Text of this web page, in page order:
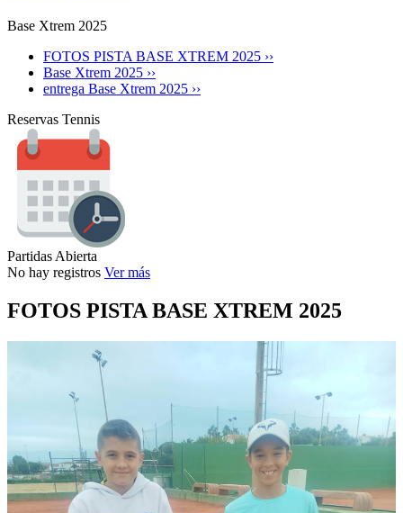
Base Xtrem 2025
FOTOS PISTA BASE XTREM 2025 ››
Base Xtrem 2025 ››
entrega Base Xtrem 2025 ››
Reservas Tennis
Partidas Abierta
No hay registros Ver más
FOTOS PISTA BASE XTREM 2025